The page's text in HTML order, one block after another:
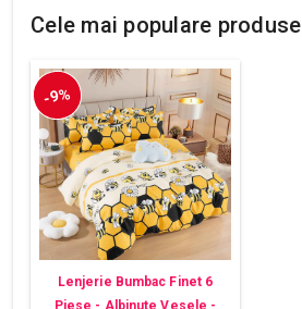
Cele mai populare produse
-9%
Lenjerie Bumbac Finet 6
Piese - Albinute Vesele -